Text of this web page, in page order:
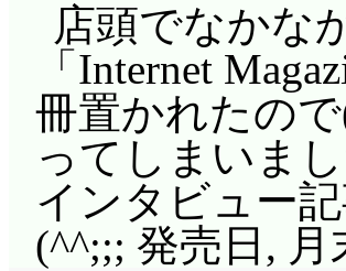
店頭でなかな
「Internet
冊置かれたの
ってしまいま
インタビュー
(^^;;; 発売日, 月